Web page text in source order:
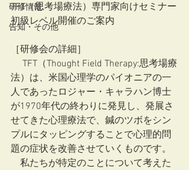
研修情報
告知・その他
TFT（思考場療法）専門家向けセミナー
初級レベル開催のご案内
［研修会の詳細］
法）は、米国心理学のパイオニアの一
人であったロジャー・キャラハン博士
が1970年代の終わりに発見し、発展さ
せてきた心理療法で、鍼のツボをシン
プルにタッピングすることで心理的問
題の症状を改善させていくものです。
私たちが特定のことについて考えた